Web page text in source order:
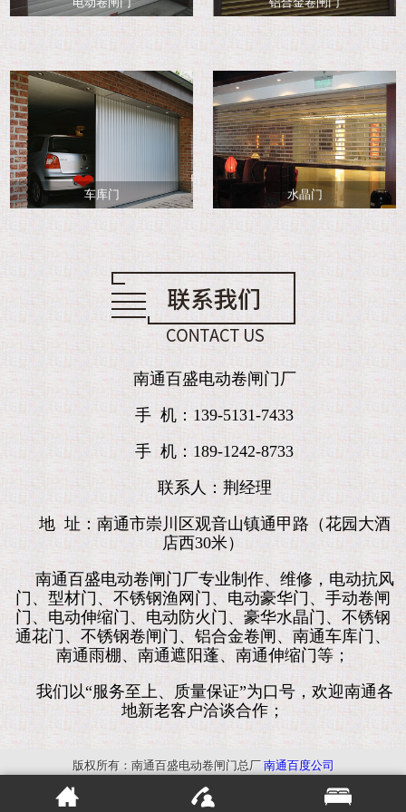
电动卷闸门 铝合金卷闸门
车库门 水晶门
南通百盛电动卷闸门厂
手 机：139-5131-7433
手 机：189-1242-8733
联系人：荆经理
地 址：南通市崇川区观音山镇通甲路（花园大酒
店西30米）
南通百盛电动卷闸门厂专业制作、维修，电动抗风
门、型材门、不锈钢渔网门、电动豪华门、手动卷闸
门、电动伸缩门、电动防火门、豪华水晶门、不锈钢
通花门、不锈钢卷闸门、铝合金卷闸、南通车库门、
南通雨棚、南通遮阳蓬、南通伸缩门等；
我们以“服务至上、质量保证”为口号，欢迎南通各
地新老客户洽谈合作；
版权所有：南通百盛电动卷闸门总厂 南通百度公司